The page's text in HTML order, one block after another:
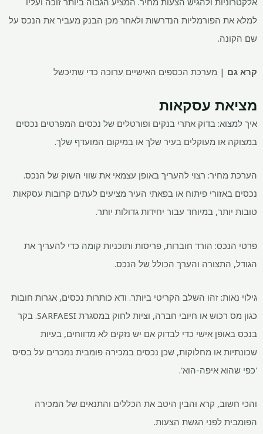
למלא את הפורמליות הנדרשות ולאחר מכן הבנק מעביר את הנכס על
שם הקונה.
קרא גם | מערכת הכספים האישיים ערוכה כדי שתיכשל
מציאת עסקאות
איך למצוא: בדוק אתרי בנקים ופורטלים של נכסים המפרטים נכסים
במצוקה או מעוקלים בעיר שלך או במיקום המועדף שלך.
הערכת מחיר: רצוי להעריך באופן עצמאי את שווי השוק של הנכס.
נכסים באזורי פיתוח או בפאתי העיר מציעים לעתים קרובות עסקאות
טובות יותר, במיוחד עבור יחידות גדולות יותר.
פרטי הנכס: הורד חוברות, פריסות ותוכניות קומה כדי להעריך את
הגודל, התצורה והערך הכולל של הנכס.
גילוי נאות: זהו השלב הקריטי ביותר. ודא כותרות נכסים, אגרות חובות
כגון מס רכוש או חיובי חברה, וציות לחוק במסגרת SARFAESI. בקר
בנכס באופן אישי כדי לבדוק אם יש נזקים לא מדווחים, בעיות
שכונתיות או מחלוקות, שכן נכסים במכירה פומבית נמכרים על בסיס
'כפי שהוא איפה-הוא'.
והכי חשוב, קרא והבין היטב את הכללים והתנאים של המכירה
הפומבית לפני הגשת הצעות.